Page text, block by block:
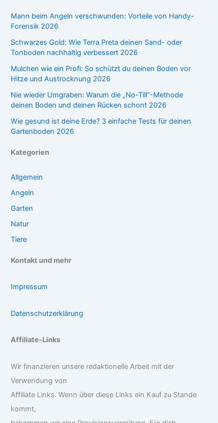
Mann beim Angeln verschwunden: Vorteile von Handy-
Forensik 2026
Schwarzes Gold: Wie Terra Preta deinen Sand- oder
Tonboden nachhaltig verbessert 2026
Mulchen wie ein Profi: So schützt du deinen Boden vor
Hitze und Austrocknung 2026
Nie wieder Umgraben: Warum die „No-Till“-Methode
deinen Boden und deinen Rücken schont 2026
Wie gesund ist deine Erde? 3 einfache Tests für deinen
Gartenboden 2026
Kategorien
Allgemein
Angeln
Garten
Natur
Tiere
Kontakt und mehr
Impressum
Datenschutzerklärung
Affiliate-Links
Wir finanzieren unsere redaktionelle Arbeit mit der
Verwendung von
Affiliate Links. Wenn über diese Links ein Kauf zu Stande
kommt,